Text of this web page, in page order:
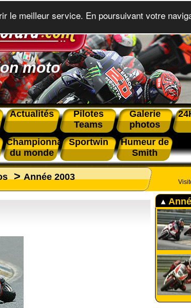
moto
Actualités
Pilotes
Teams
Galerie
photos
Championnat
du monde
Sportwin
Humeur de
Smith
>Année 2003
le meilleur service. En poursuivant votre